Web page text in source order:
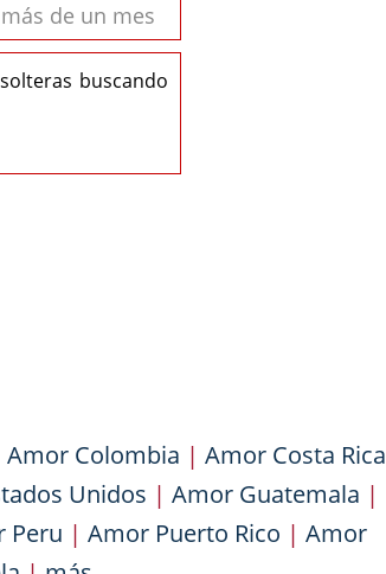
de un mes
buscando
Amor Colombia | Amor Costa Rica
Unidos | Amor Guatemala |
Peru | Amor Puerto Rico | Amor